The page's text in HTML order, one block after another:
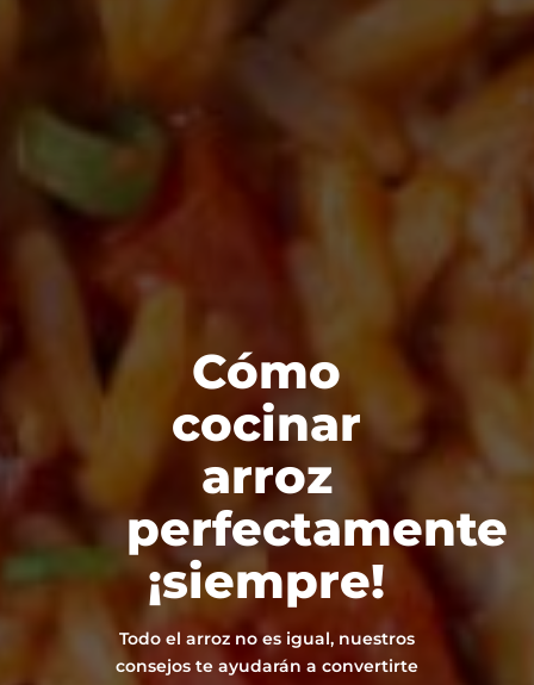
Cómo
cocinar
arroz
perfectamente
¡siempre!
Todo el arroz no es igual, nuestros
consejos te ayudarán a convertirte